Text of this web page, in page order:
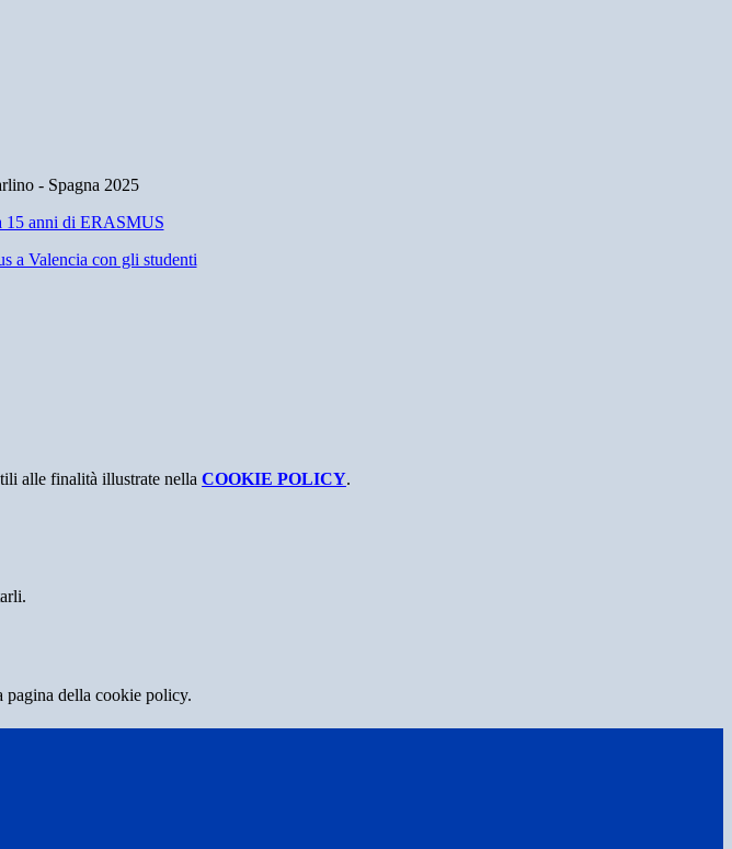
- Spagna 2025
anni di ERASMUS
a Valencia con gli studenti
alle finalità illustrate nella COOKIE POLICY.
pagina della cookie policy.